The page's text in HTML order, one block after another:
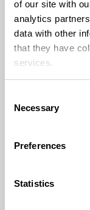
of our site with
analytics
data with other
that they have
services.
Selection
Necessary
Preferences
Statistics
De vraag is of
conform de
genomen. Een